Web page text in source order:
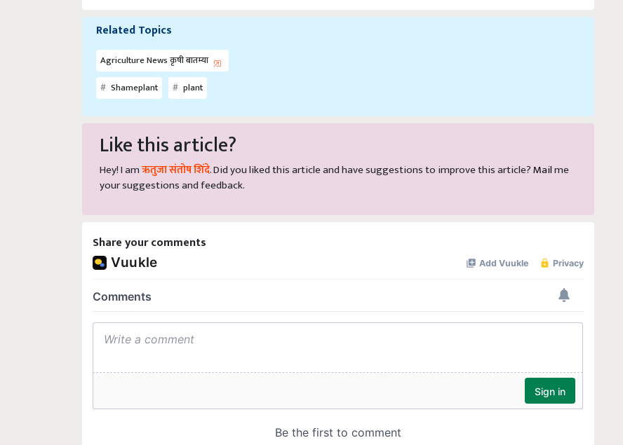
Related Topics
Agriculture News कृषी बातम्या
Shameplant
plant
Like this article?
Hey! I am ऋतुजा संतोष शिंदे . Did you liked this article and have suggestions to improve this article? Mail
your suggestions and feedback.
Share your comments